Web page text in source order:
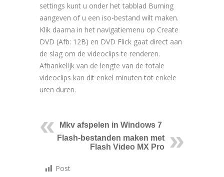
settings kunt u onder het tabblad Burning
aangeven of u een iso-bestand wilt maken.
Klik daarna in het navigatiemenu op Create
DVD (Afb: 12B) en DVD Flick gaat direct aan
de slag om de videoclips te renderen.
Afhankelijk van de lengte van de totale
videoclips kan dit enkel minuten tot enkele
uren duren.
Mkv afspelen in Windows 7
Flash-bestanden maken met
Flash Video MX Pro
Post